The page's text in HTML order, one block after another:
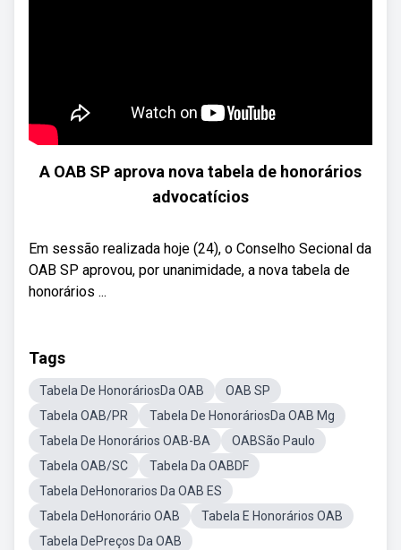
A OAB SP aprova nova tabela de honorários
advocatícios
Em sessão realizada hoje (24), o Conselho Secional da
OAB SP aprovou, por unanimidade, a nova tabela de
honorários ...
Tags
Tabela De HonoráriosDa OAB
OAB SP
Tabela OAB/PR
Tabela De HonoráriosDa OAB Mg
Tabela De Honorários OAB-BA
OABSão Paulo
Tabela OAB/SC
Tabela Da OABDF
Tabela DeHonorarios Da OAB ES
Tabela DeHonorário OAB
Tabela E Honorários OAB
Tabela DePreços Da OAB